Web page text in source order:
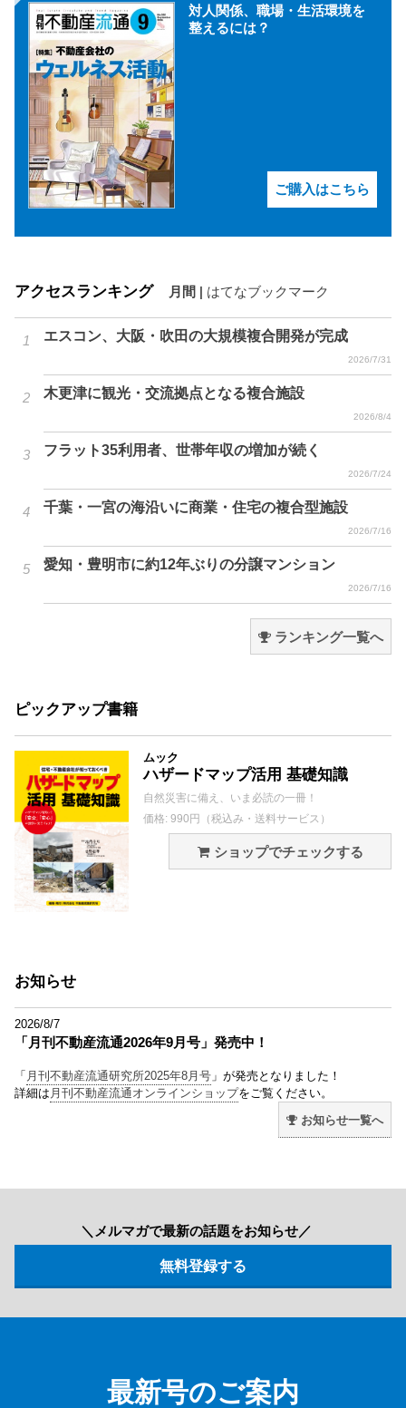
対人関係、職場・生活環境を
整えるには？
ご購入はこちら
アクセスランキング 月間 はてなブックマーク
エスコン、大阪・吹田の大規模複合開発が完成
2026/7/31
木更津に観光・交流拠点となる複合施設
2026/8/4
フラット35利用者、世帯年収の増加が続く
2026/7/24
千葉・一宮の海沿いに商業・住宅の複合型施設
2026/7/16
愛知・豊明市に約12年ぶりの分譲マンション
2026/7/16
ランキング一覧へ
ピックアップ書籍
ムック
ハザードマップ活用 基礎知識
自然災害に備え、いま必読の一冊！
価格: 990円（税込み・送料サービス）
ショップでチェックする
お知らせ
2026/8/7
「月刊不動産流通2026年9月号」発売中！
「 月刊不動産流通研究所2025年8月号 」が発売となりました！
詳細は 月刊不動産流通オンラインショップをご覧ください。
お知らせ一覧へ
＼メルマガで最新の話題をお知らせ／
最新号のご案内